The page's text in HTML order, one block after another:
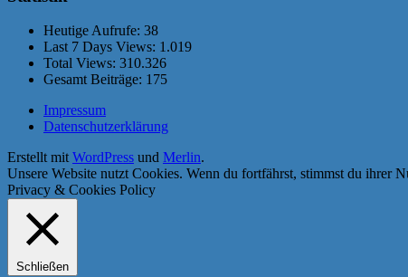
Heutige Aufrufe: 38
Last 7 Days Views: 1.019
Total Views: 310.326
Gesamt Beiträge: 175
Impressum
Datenschutzerklärung
Erstellt mitWordPress und Merlin.
Unsere Website nutzt Cookies. Wenn du fortfährst, stimmst du
Privacy & Cookies Policy
Schließen